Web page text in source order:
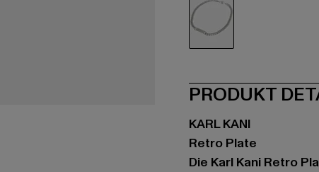
PRODUKT
KARL KANI
Retro Plate
Die Karl Kani Retro